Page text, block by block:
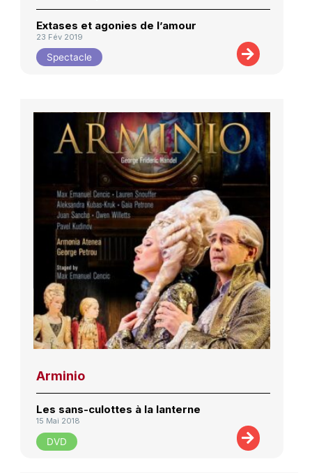
Extases et agonies de l’amour
23 Fév 2019
Spectacle
Arminio
Les sans-culottes à la lanterne
15 Mai 2018
DVD